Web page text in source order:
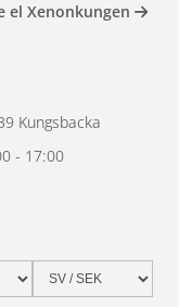
el Xenonkungen
Kungsbacka
- 17:00